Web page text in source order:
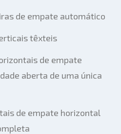
de empate automático
têxteis
de empate
aberta de uma única
de empate horizontal